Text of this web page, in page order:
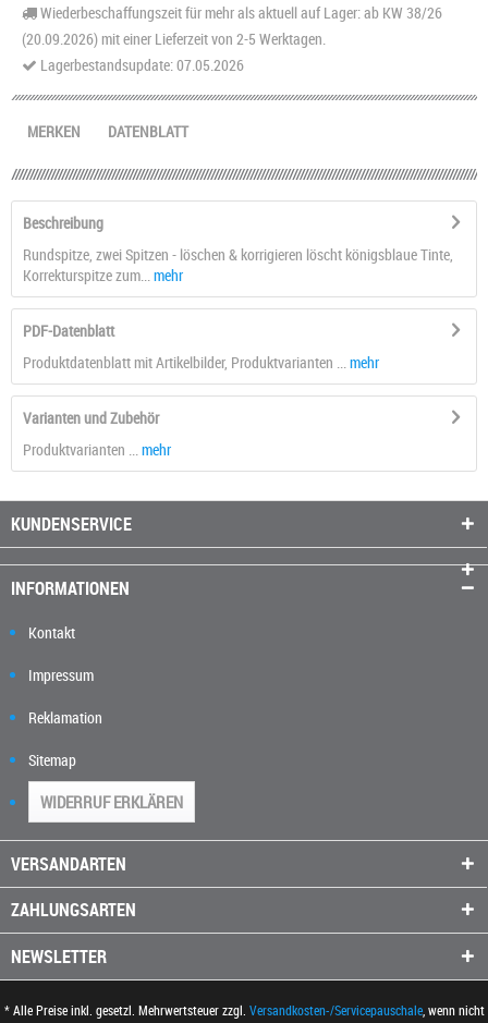
Wiederbeschaffungszeit für mehr als aktuell auf Lager: ab KW 38/26
(20.09.2026) mit einer Lieferzeit von 2-5 Werktagen.
Lagerbestandsupdate: 07.05.2026
DATENBLATT
MERKEN
Beschreibung
Rundspitze, zwei Spitzen - löschen & korrigieren löscht königsblaue Tinte,
Korrekturspitze zum...
mehr
PDF-Datenblatt
Produktdatenblatt mit Artikelbilder, Produktvarianten ... mehr
Varianten und Zubehör
Produktvarianten ... mehr
KUNDENSERVICE
INFORMATIONEN
Kontakt
Impressum
Reklamation
Sitemap
WIDERRUF ERKLÄREN
VERSANDARTEN
ZAHLUNGSARTEN
NEWSLETTER
* Alle Preise inkl. gesetzl. Mehrwertsteuer zzgl. Versandkosten-/Servicepauschale, wenn nicht